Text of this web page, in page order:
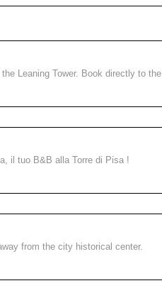
Leaning Tower. Book directly to
il tuo B&B alla Torre di Pisa !
from the city historical center.